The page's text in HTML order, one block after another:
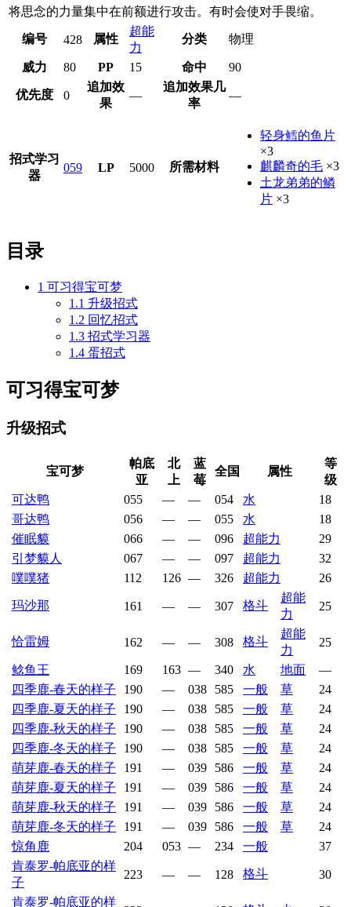
将思念的力量集中在前额进行攻击。有时会使对手畏缩。
编号 428 属性
超能
力
分类 物理
威力 80 PP 15 命中 90
优先度 0
追加效
果
—
追加效果几
率
—
招式学习
器
059 LP 5000 所需材料
轻身鳕的鱼片
×3
麒麟奇的毛 ×3
土龙弟弟的鳞
片 ×3
目录
1 可习得宝可梦
1.1 升级招式
1.2 回忆招式
1.3 招式学习器
1.4 蛋招式
可习得宝可梦
升级招式
宝可梦
帕底
亚
北
上
蓝
莓
全国 属性
等
级
可达鸭
055 — — 054 水
18
哥达鸭
056 — — 055 水
18
催眠貘
066 — — 096 超能力
29
引梦貘人
067 — — 097 超能力
32
噗噗猪
112 126 — 326 超能力 26
玛沙那 161 — — 307 格斗
超能
力
25
恰雷姆 162 — — 308 格斗
超能
力
25
鲶鱼王 169 163 — 340 水 地面
—
四季鹿-春天的样子
190 — 038 585 一般 草
24
四季鹿-夏天的样子
190 — 038 585 一般 草
24
四季鹿-秋天的样子
190 — 038 585 一般 草
24
四季鹿-冬天的样子
190 — 038 585 一般 草
24
萌芽鹿-春天的样子
191 — 039 586 一般 草
24
萌芽鹿-夏天的样子
191 — 039 586 一般 草
24
萌芽鹿-秋天的样子
191 — 039 586 一般 草
24
萌芽鹿-冬天的样子
191 — 039 586 一般 草
24
惊角鹿
204 053 — 234 一般
37
肯泰罗-帕底亚的样
子
223 — — 128 格斗 30
肯泰罗-帕底亚的样